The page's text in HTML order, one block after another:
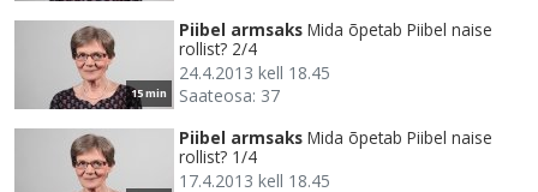
15 min
Piibel armsaks Mida õpetab Piibel naise
rollist? 2/4
24.4.2013 kell 18.45
Saateosa: 37
Piibel armsaks Mida õpetab Piibel naise
rollist? 1/4
17.4.2013 kell 18.45